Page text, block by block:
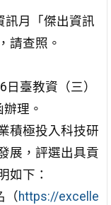
訊月「傑出資訊
請查照。
臺教資（三）
理。
積極投入科技研
展，評選出具貢
如下：
（ https://excelle